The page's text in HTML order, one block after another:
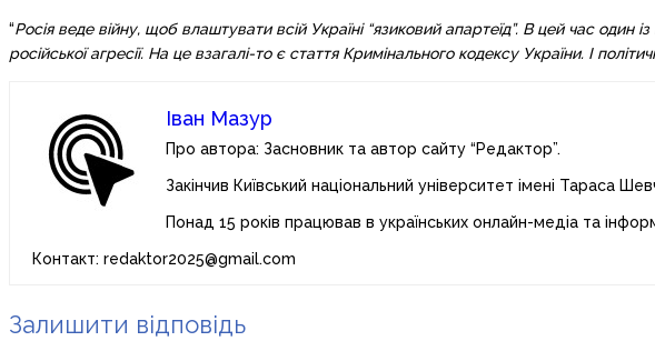
“Росія веде війну, щоб влаштувати всій Україні “язиковий апартеїд”. В цей час один
російської агресії. На це взагалі-то є стаття Кримінального кодексу України. І
Іван Мазур
Про автора: Засновник та автор сайту “Редактор”.
Закінчив Київський національний університет імені Тараса
Понад 15 років працював в українських онлайн-медіа та
Контакт: redaktor2025@gmail.com
Залишити відповідь